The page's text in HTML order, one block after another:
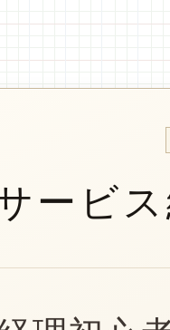
ービ